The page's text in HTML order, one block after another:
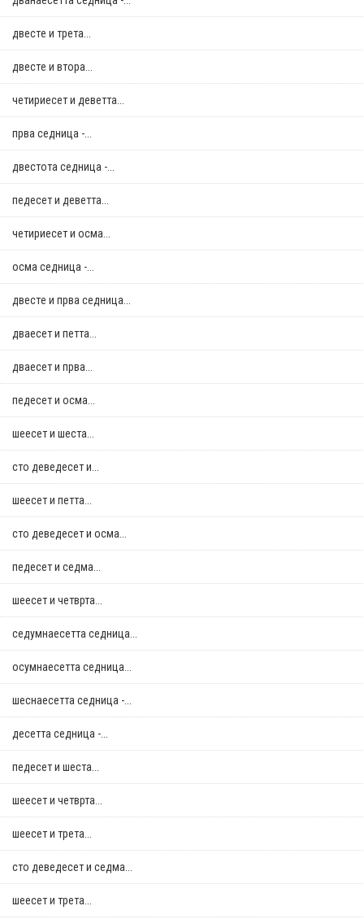
двестe и трета...
двестe и втора...
четириесет и деветта...
прва седница -...
двестота седница -...
педесет и деветта...
четириесет и осма...
осма седница -...
двестe и прва седница...
дваесет и петта...
дваесет и прва...
педесет и осма...
шеесет и шеста...
сто деведесет и...
шеесет и петта...
сто деведесет и осма...
педесет и седма...
шеесет и четврта...
седумнаесетта седница...
осумнaесетта седница...
шеснаесетта седница -...
десетта седница -...
педесет и шеста...
шеесет и четврта...
шеесет и трета...
сто деведесет и седма...
шеесет и трета...